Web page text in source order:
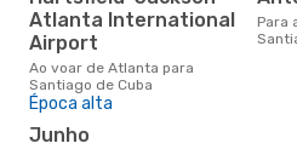
Atlanta International
Airport
Ao voar de Atlanta para
Santiago de Cuba
Para a rota de Atlanta a
Época alta
junho